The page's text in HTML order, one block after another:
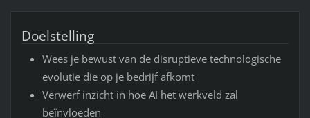
Doelstelling
Wees je bewust van de disruptieve technologische
evolutie die op je bedrijf afkomt
Verwerf inzicht in hoe AI het werkveld zal
beïnvloeden